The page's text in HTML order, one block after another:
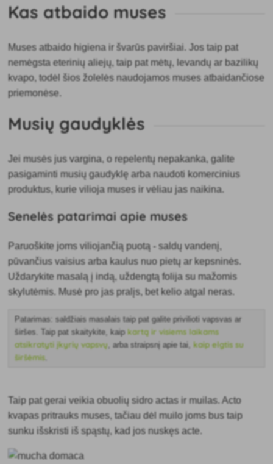
Kas atbaido muses
Muses atbaido higiena ir švarūs paviršiai. Jos taip pat
nemėgsta eterinių aliejų, taip pat mėtų, levandų ar bazilikų
kvapo, todėl šios žolelės naudojamos muses atbaidančiose
priemonėse.
Musių gaudyklės
Jei musės jus vargina, o repelentų nepakanka, galite
pasigaminti musių gaudyklę arba naudoti komercinius
produktus, kurie vilioja muses ir vėliau jas naikina.
Senelės patarimai apie muses
Paruoškite joms viliojančią puotą - saldų vandenį,
pūvančius vaisius arba kaulus nuo pietų ar kepsninės.
Uždarykite masalą į indą, uždengtą folija su mažomis
skylutėmis. Musė pro jas pralįs, bet kelio atgal neras.
Patarimas: saldžiais masalais taip pat galite privilioti vapsvas ar
širšes. Taip pat skaitykite, kaip kartą ir visiems laikams
atsikratyti įkyrių vapsvų, arba straipsnį apie tai, kaip elgtis su
širšėmis.
Taip pat gerai veikia obuolių sidro actas ir muilas. Acto
kvapas pritrauks muses, tačiau dėl muilo joms bus taip
sunku išskristi iš spąstų, kad jos nuskęs acte.